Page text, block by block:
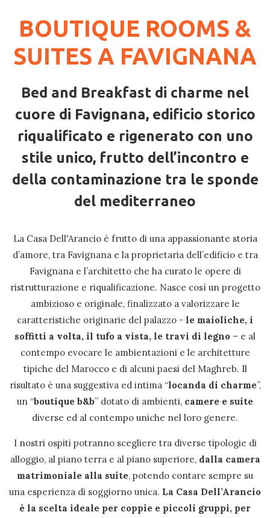
BOUTIQUE ROOMS &
SUITES A FAVIGNANA
Bed and Breakfast di charme nel
cuore di Favignana, edificio storico
riqualificato e rigenerato con uno
stile unico, frutto dell’incontro e
della contaminazione tra le sponde
del mediterraneo
La Casa Dell'Arancio è frutto di una appassionante storia
d’amore, tra Favignana e la proprietaria dell’edificio e tra
Favignana e l’architetto che ha curato le opere di
ristrutturazione e riqualificazione. Nasce così un progetto
ambizioso e originale, finalizzato a valorizzare le
caratteristiche originarie del palazzo - le maioliche, i
soffitti a volta, il tufo a vista, le travi di legno – e al
contempo evocare le ambientazioni e le architetture
tipiche del Marocco e di alcuni paesi del Maghreb. Il
risultato è una suggestiva ed intima “locanda di charme”,
un “boutique b&b” dotato di ambienti, camere e suite
diverse ed al contempo uniche nel loro genere.
I nostri ospiti potranno scegliere tra diverse tipologie di
alloggio, al piano terra e al piano superiore, dalla camera
matrimoniale alla suite, potendo contare sempre su
una esperienza di soggiorno unica. La Casa Dell’Arancio
è la scelta ideale per coppie e piccoli gruppi, per